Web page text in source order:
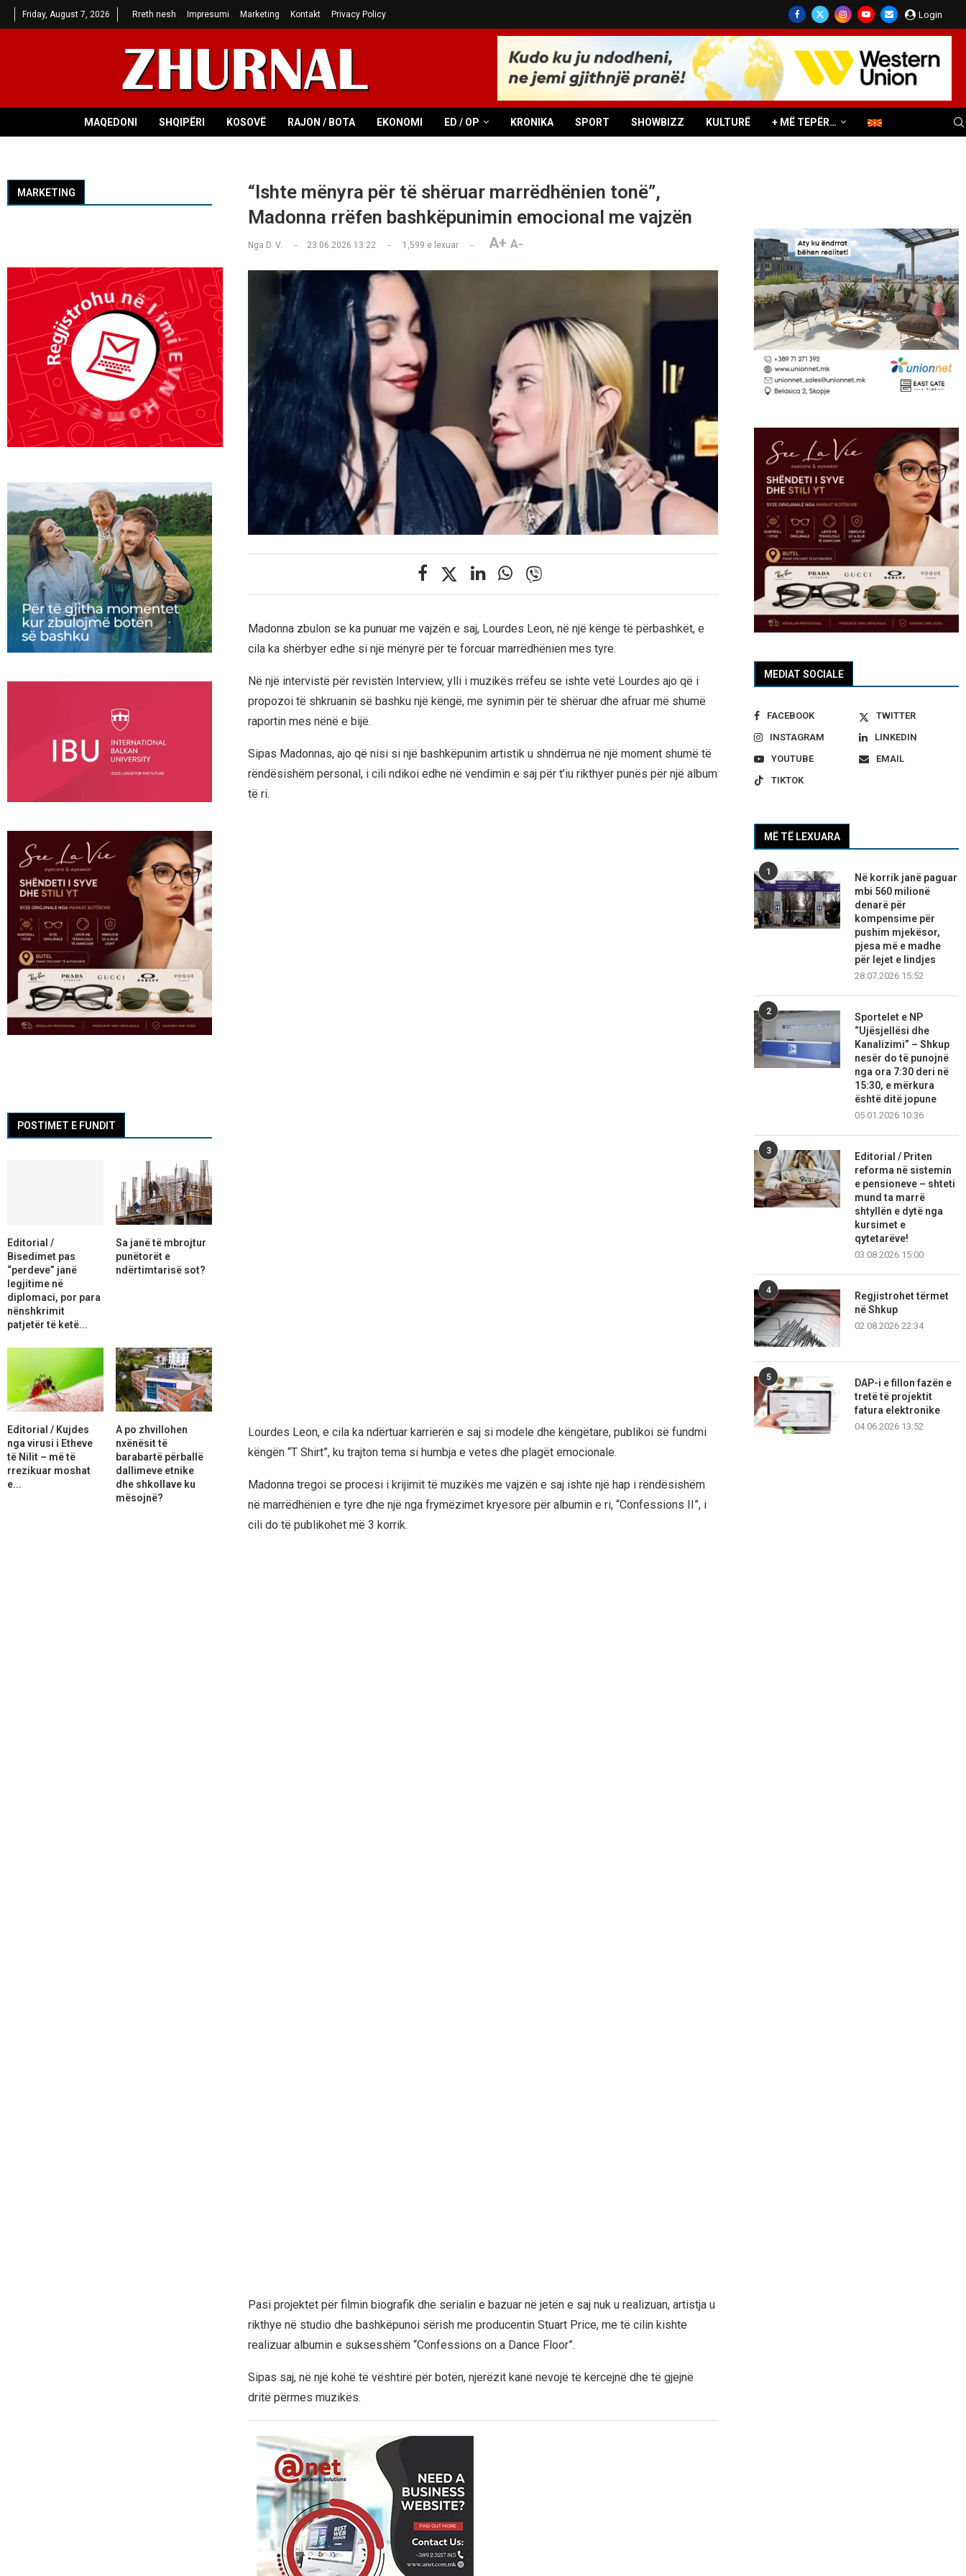
Friday, August 7, 2026 Rreth nesh Impresumi Marketing Kontakt Privacy Policy Login
MAQEDONI SHQIPËRI KOSOVË RAJON / BOTA EKONOMI ED / OP KRONIKA SPORT SHOWBIZZ KULTURË + MË TEPËR…
“Ishte mënyra për të shëruar marrëdhënien tonë”,
Madonna rrëfen bashkëpunimin emocional me vajzën
Nga D. V. 23.06.2026 13:22 1,599 e lexuar A+ A-
Madonna zbulon se ka punuar me vajzën e saj, Lourdes Leon, në një këngë të përbashkët, e
cila ka shërbyer edhe si një mënyrë për të forcuar marrëdhënien mes tyre.
Në një intervistë për revistën Interview, ylli i muzikës rrëfeu se ishte vetë Lourdes ajo që i
propozoi të shkruanin së bashku një këngë, me synimin për të shëruar dhe afruar më shumë
raportin mes nënë e bijë.
Sipas Madonnas, ajo që nisi si një bashkëpunim artistik u shndërrua në një moment shumë të
rëndësishëm personal, i cili ndikoi edhe në vendimin e saj për t’iu rikthyer punës për një album
të ri.
Lourdes Leon, e cila ka ndërtuar karrierën e saj si modele dhe këngëtare, publikoi së fundmi
këngën “T Shirt”, ku trajton tema si humbja e vetes dhe plagët emocionale.
Madonna tregoi se procesi i krijimit të muzikës me vajzën e saj ishte një hap i rëndësishëm
në marrëdhënien e tyre dhe një nga frymëzimet kryesore për albumin e ri, “Confessions II”, i
cili do të publikohet më 3 korrik.
Pasi projektet për filmin biografik dhe serialin e bazuar në jetën e saj nuk u realizuan, artistja u
rikthye në studio dhe bashkëpunoi sërish me producentin Stuart Price, me të cilin kishte
realizuar albumin e suksesshëm “Confessions on a Dance Floor”.
Sipas saj, në një kohë të vështirë për botën, njerëzit kanë nevojë të kërcejnë dhe të gjejnë
dritë përmes muzikës.
MEDIAT SOCIALE
FACEBOOK
TWITTER
INSTAGRAM
LINKEDIN
YOUTUBE
EMAIL
TIKTOK
MË TË LEXUARA
1
Në korrik janë paguar
mbi 560 milionë
denarë për
kompensime për
pushim mjekësor,
pjesa më e madhe
për lejet e lindjes
28.07.2026 15:52
2
Sportelet e NP
“Ujësjellësi dhe
Kanalizimi” – Shkup
nesër do të punojnë
nga ora 7:30 deri në
15:30, e mërkura
është ditë jopune
05.01.2026 10:36
3
Editorial / Priten
reforma në sistemin
e pensioneve – shteti
mund ta marrë
shtyllën e dytë nga
kursimet e
qytetarëve!
03.08.2026 15:00
4
Regjistrohet tërmet
në Shkup
02.08.2026 22:34
5
DAP-i e fillon fazën e
tretë të projektit
fatura elektronike
04.06.2026 13:52
MARKETING
POSTIMET E FUNDIT
Editorial /
Bisedimet pas
“perdeve” janë
legjitime në
diplomaci, por para
nënshkrimit
patjetër të ketë...
Sa janë të mbrojtur
punëtorët e
ndërtimtarisë sot?
Editorial / Kujdes
nga virusi i Etheve
të Nilit – më të
rrezikuar moshat
e...
A po zhvillohen
nxënësit të
barabartë përballë
dallimeve etnike
dhe shkollave ku
mësojnë?